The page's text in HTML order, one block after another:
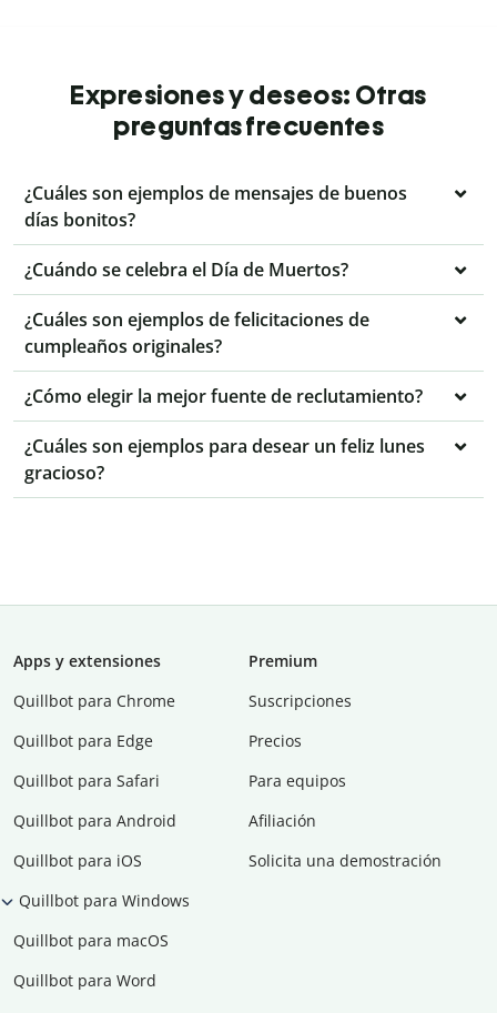
Expresiones y deseos: Otras
preguntas frecuentes
¿Cuáles son ejemplos de mensajes de buenos
días bonitos?
¿Cuándo se celebra el Día de Muertos?
¿Cuáles son ejemplos de felicitaciones de
cumpleaños originales?
¿Cómo elegir la mejor fuente de reclutamiento?
¿Cuáles son ejemplos para desear un feliz lunes
gracioso?
Apps y extensiones
Quillbot para Chrome
Quillbot para Edge
Quillbot para Safari
Quillbot para Android
Quillbot para iOS
Quillbot para Windows
Quillbot para macOS
Quillbot para Word
Premium
Suscripciones
Precios
Para equipos
Afiliación
Solicita una demostración